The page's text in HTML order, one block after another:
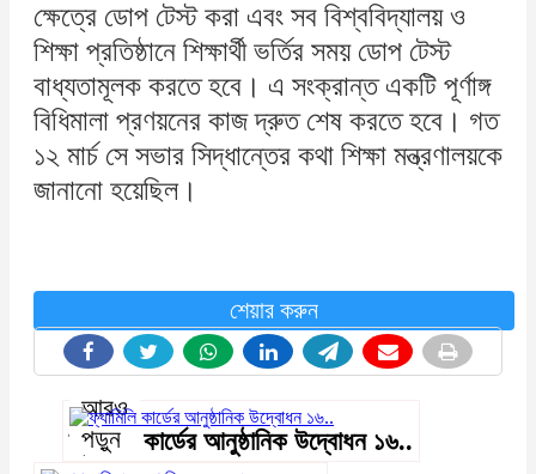
ক্ষেত্রে ডোপ টেস্ট করা এবং সব বিশ্ববিদ্যালয় ও
শিক্ষা প্রতিষ্ঠানে শিক্ষার্থী ভর্তির সময় ডোপ টেস্ট
বাধ্যতামূলক করতে হবে। এ সংক্রান্ত একটি পূর্ণাঙ্গ
বিধিমালা প্রণয়নের কাজ দ্রুত শেষ করতে হবে। গত
১২ মার্চ সে সভার সিদ্ধান্তের কথা শিক্ষা মন্ত্রণালয়কে
জানানো হয়েছিল।
শেয়ার করুন
আরও
পড়ুন
ফ্যামিলি কার্ডের আনুষ্ঠানিক উদ্বোধন ১৬..